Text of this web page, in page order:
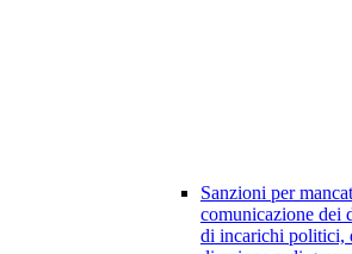
Sanzioni per
comunicazione dei
di incarichi politici,